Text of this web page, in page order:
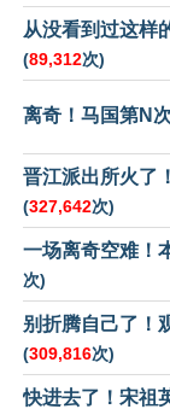
从没看到过这样
(89,312次)
离奇！马国第N
晋江派出所火了
(327,642次)
一场离奇空难！
次)
别折腾自己了！
(309,816次)
快进去了！宋祖